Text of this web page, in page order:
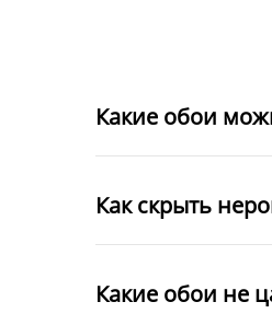
Какие обои
Как скрыть
Какие обои не